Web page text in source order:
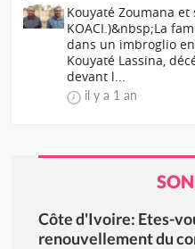
Kouyaté Zoumana
KOACI.)&nbsp;La
dans un imbroglio
Kouyaté Lassina,
devant l...
il y a 1 an
Côte d'Ivoire: Etes-
renouvellement du